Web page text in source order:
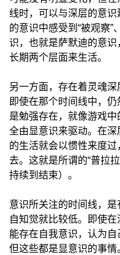
线时，可以与深层的意
的意识中感受到“被观察”
识，也就是萨默迪的意
长期两个层面来生活。
另一方面，存在着灵魂深
即使在那个时间线中，仍
是勉强存在，就像游戏
全由显意识来驱动。在
的生活就会以惯性来度
去。这就是所谓的“普拉
持续到结束）。
意识所关注的时间线，是
自知觉就比较低。即使
能存在自我意识，认为自
但这些都是显意识的事